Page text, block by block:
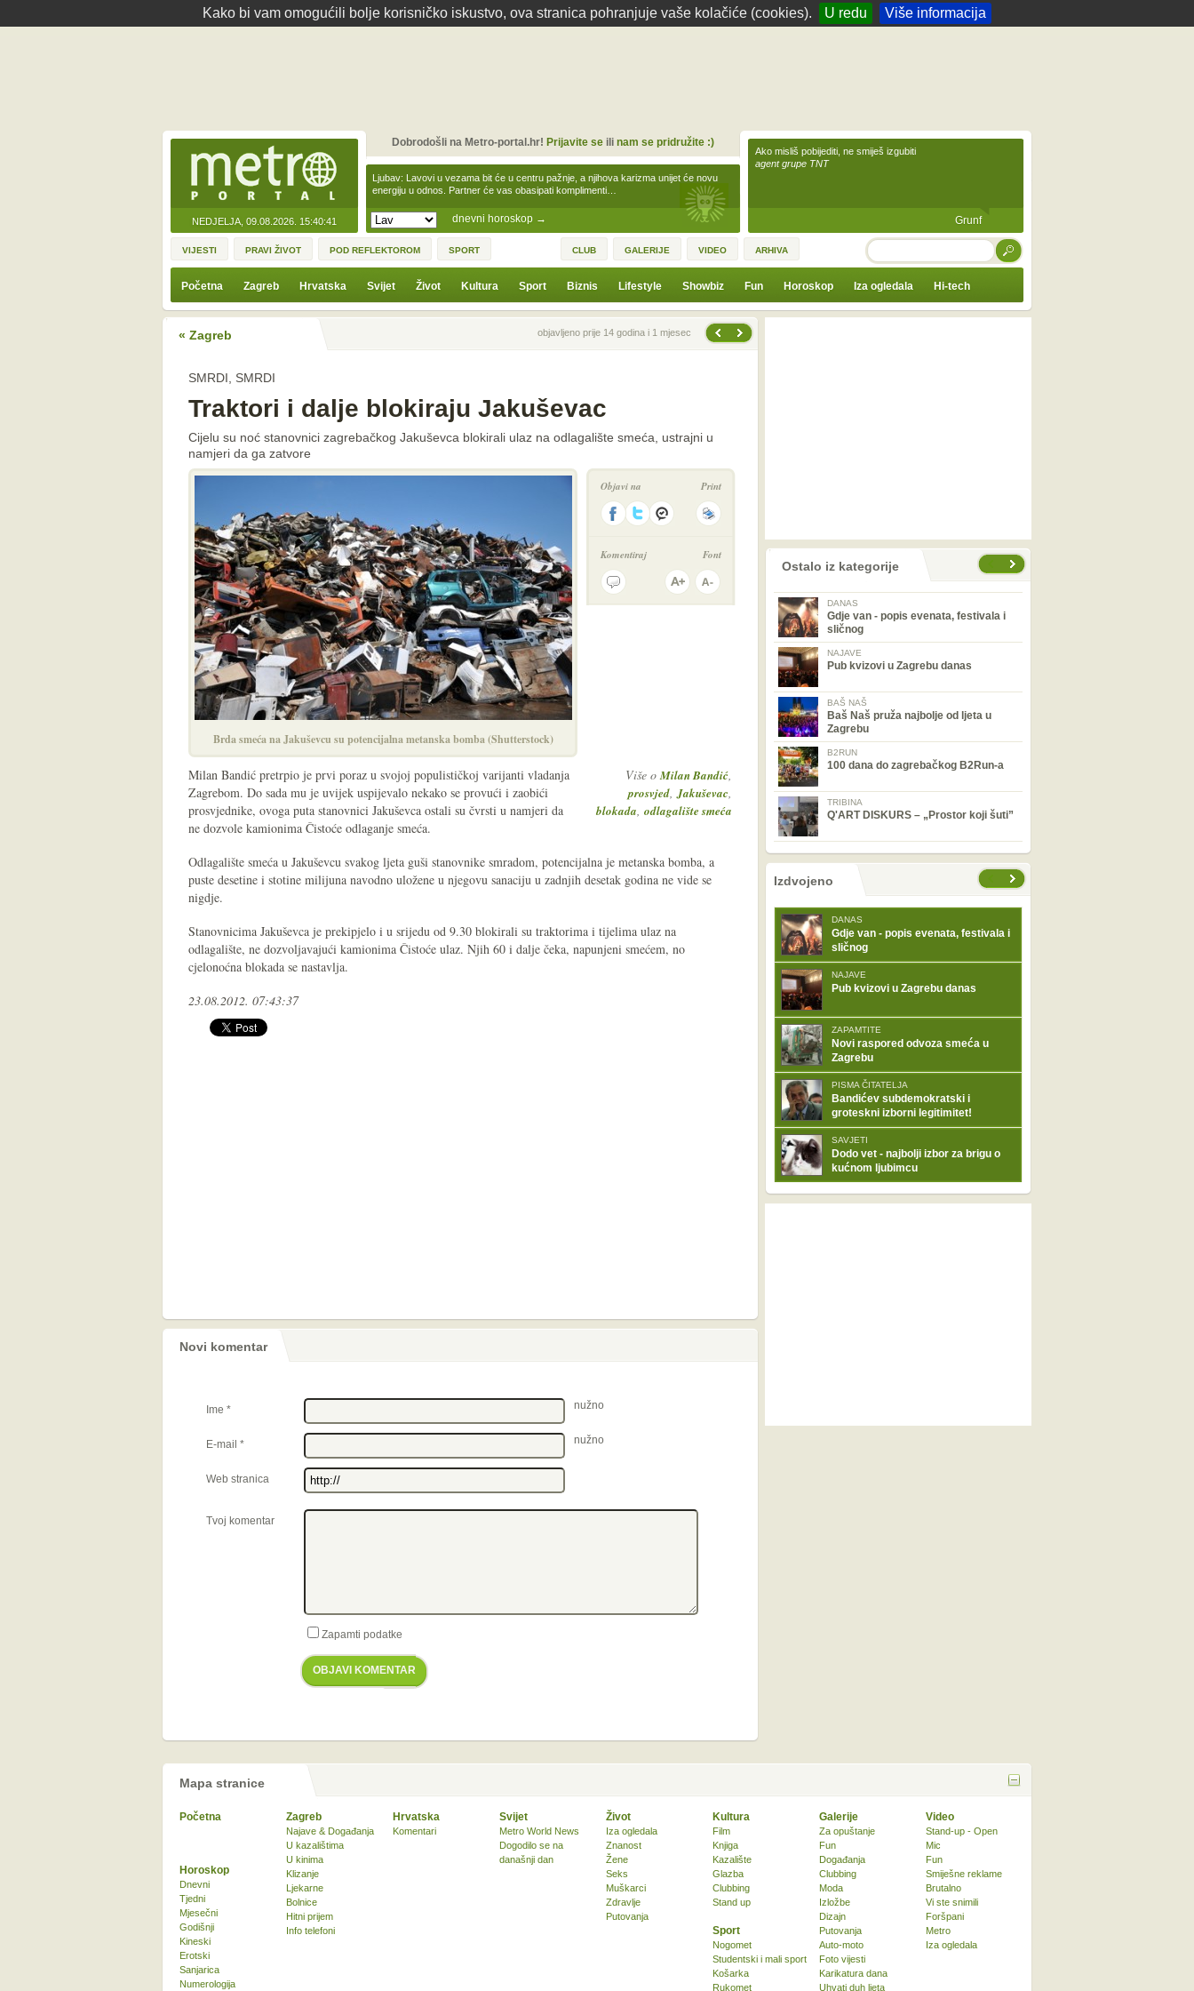
Kako bi vam omogućili bolje korisničko iskustvo, ova stranica pohranjuje vaše kolačiće (cookies). U redu Više informacija
NEDJELJA, 09.08.2026. 15:40:41 dnevni horoskop →
Ljubav: Lavovi u vezama bit će u centru pažnje, a njihova karizma unijet će novu
energiju u odnos. Partner će vas obasipati komplimenti…
Dobrodošli na Metro-portal.hr! Prijavite seili nam se pridružite :)
Ako misliš pobijediti, ne smiješ izgubiti
agent grupe TNT
Grunf
VIJESTI PRAVI ŽIVOT POD REFLEKTOROM SPORT CLUB GALERIJE VIDEO ARHIVA TRAŽI
Početna Zagreb Hrvatska Svijet Život Kultura Sport Biznis Lifestyle Showbiz Fun Horoskop Iza ogledala Hi-tech
« Zagreb Prethodna vijestobjavljeno prije 14 godina i 1 mjesec
SMRDI, SMRDI
Traktori i dalje blokiraju Jakuševac
Cijelu su noć stanovnici zagrebačkog Jakuševca blokirali ulaz na odlagalište smeća, ustrajni u
namjeri da ga zatvore
Brda smeća na Jakuševcu su potencijalna metanska bomba (Shutterstock)
Objavi na Print
Komentiraj Font
Više oMilan Bandić,
prosvjed,Jakuševac,
blokada, odlagalište smeća
Milan Bandić pretrpio je prvi poraz u svojoj populističkoj varijanti vladanja
Zagrebom. Do sada mu je uvijek uspijevalo nekako se provući i zaobići
prosvjednike, ovoga puta stanovnici Jakuševca ostali su čvrsti u namjeri da
ne dozvole kamionima Čistoće odlaganje smeća.
Odlagalište smeća u Jakuševcu svakog ljeta guši stanovnike smradom, potencijalna je metanska bomba, a
puste desetine i stotine milijuna navodno uložene u njegovu sanaciju u zadnjih desetak godina ne vide se
nigdje.
Stanovnicima Jakuševca je prekipjelo i u srijedu od 9.30 blokirali su traktorima i tijelima ulaz na
odlagalište, ne dozvoljavajući kamionima Čistoće ulaz. Njih 60 i dalje čeka, napunjeni smećem, no
cjelonoćna blokada se nastavlja.
23.08.2012. 07:43:37
Novi komentar
Ime * nužno
E-mail * nužno
Web stranica
Tvoj komentar
Zapamti podatke
OBJAVI KOMENTAR
prethodno Ostalo iz kategorije
DANAS
Gdje van - popis evenata, festivala i
sličnog
NAJAVE
Pub kvizovi u Zagrebu danas
BAŠ NAŠ
Baš Naš pruža najbolje od ljeta u
Zagrebu
B2RUN
100 dana do zagrebačkog B2Run-a
TRIBINA
Q'ART DISKURS – „Prostor koji šuti”
nema prethodne stranice
sljedećeIzdvojeno
DANAS
Gdje van - popis evenata, festivala i
sličnog
NAJAVE
Pub kvizovi u Zagrebu danas
ZAPAMTITE
Novi raspored odvoza smeća u
Zagrebu
PISMA ČITATELJA
Bandićev subdemokratski i
groteskni izborni legitimitet!
SAVJETI
Dodo vet - najbolji izbor za brigu o
kućnom ljubimcu
Mapa stranice
Početna Zagreb
Najave & Događanja
U kazalištima
U kinima
Klizanje
Ljekarne
Bolnice
Hitni prijem
Info telefoni
Hrvatska
Komentari
Svijet
Metro World News
Dogodilo se na
današnji dan
Život
Iza ogledala
Znanost
Žene
Seks
Muškarci
Zdravlje
Putovanja
Kultura
Film
Knjiga
Kazalište
Glazba
Clubbing
Stand up
Sport
Nogomet
Studentski i mali sport
Košarka
Rukomet
Horoskop
Dnevni
Tjedni
Mjesečni
Godišnji
Kineski
Erotski
Sanjarica
Numerologija
Galerije
Za opuštanje
Fun
Događanja
Clubbing
Moda
Izložbe
Dizajn
Putovanja
Auto-moto
Foto vijesti
Karikatura dana
Uhvati duh ljeta
Video
Stand-up - Open
Mic
Fun
Smiješne reklame
Brutalno
Vi ste snimili
Foršpani
Metro
Iza ogledala